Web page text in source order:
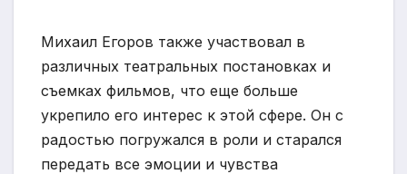
Михаил Егоров также участвовал в
различных театральных постановках и
съемках фильмов, что еще больше
укрепило его интерес к этой сфере. Он с
радостью погружался в роли и старался
передать все эмоции и чувства